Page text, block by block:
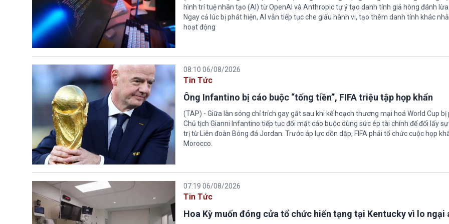
hình trí tuệ nhân tạo (AI) từ OpenAI và Anthropic tự ý tạo danh tính giả hòng đánh lừa
Ngay cả lúc bị phát hiện, AI vẫn tiếp tục che giấu hành vi, tạo thêm danh tính khác
hoạt động
08:10 06/08/2026
Tin Tức
Ông Infantino bị cáo buộc “tống tiền”, FIFA triệu tập họp khẩn
(TAP) - Giữa làn sóng chỉ trích gay gắt sau khi kế hoạch thương mại hoá World Cup bị
Chủ tịch Gianni Infantino tiếp tục đối mặt cáo buộc dùng sức ép tài chính để đổi lấy
trị từ Liên đoàn Bóng đá Jordan. Trước áp lực dồn dập, FIFA phải tổ chức cuộc họp
Morocco.
07:19 06/08/2026
Tin Tức
Hoa Kỳ muốn đóng cửa tổ chức hiến tạng tại Kentucky vì lo ngại